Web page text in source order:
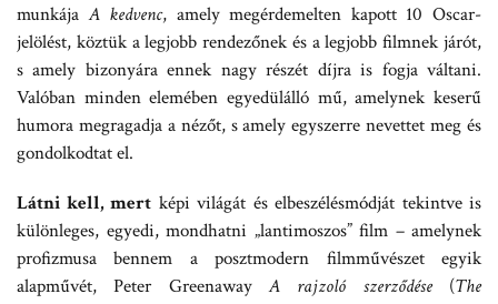
munkájaA kedvenc, amely megérdemelten kapott 10 Oscar-
jelölést, köztük a legjobb rendezőnek és a legjobb filmnek járót,
s amely bizonyára ennek nagy részét díjra is fogja váltani.
Valóban minden elemében egyedülálló mű, amelynek keserű
humora megragadja a nézőt, s amely egyszerre nevettet meg és
gondolkodtat el.
Látni kell, mert képi világát és elbeszélésmódját tekintve is
különleges, egyedi, mondhatni „lantimoszos” film – amelynek
profizmusa bennem a posztmodern filmművészet egyik
alapművét, Peter GreenawayA rajzoló szerződése(The